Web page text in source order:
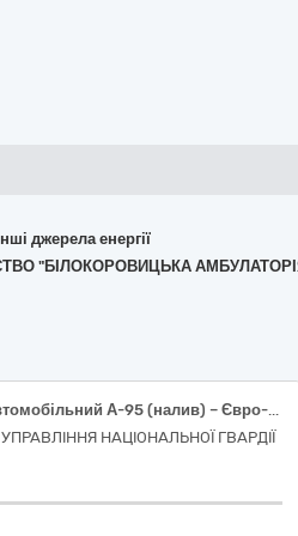
джерела енергії
"БІЛОКОРОВИЦЬКА
Бензин автомобільний А-95 (налив) – Євро-5 – Е5 (Е0, Е7, Е10)
НАЦІОНАЛЬНОЇ ГВАРДІЇ